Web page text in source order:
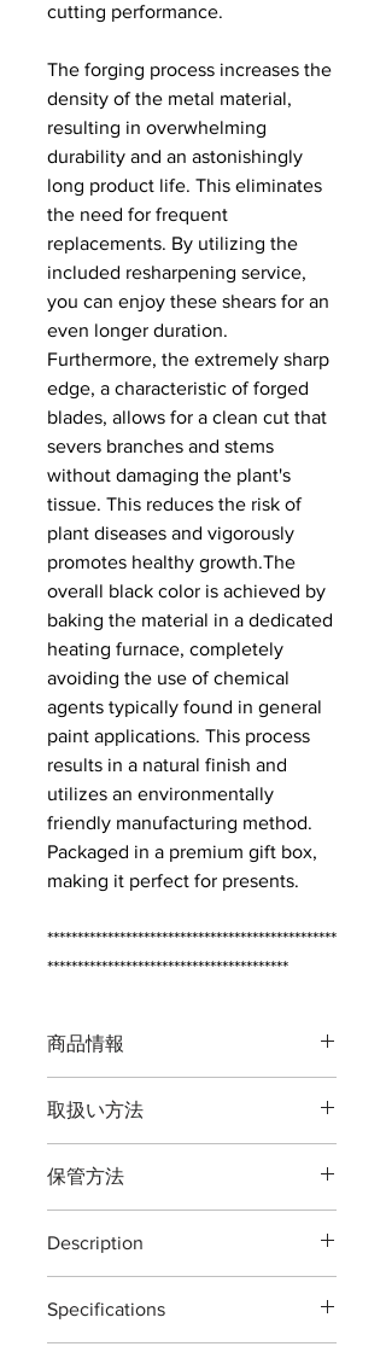
cutting performance.
The forging process increases the
density of the metal material,
resulting in overwhelming
durability and an astonishingly
long product life. This eliminates
the need for frequent
replacements. By utilizing the
included resharpening service,
you can enjoy these shears for an
even longer duration.
Furthermore, the extremely sharp
edge, a characteristic of forged
blades, allows for a clean cut that
severs branches and stems
without damaging the plant's
tissue. This reduces the risk of
plant diseases and vigorously
promotes healthy growth.The
overall black color is achieved by
baking the material in a dedicated
heating furnace, completely
avoiding the use of chemical
agents typically found in general
paint applications. This process
results in a natural finish and
utilizes an environmentally
friendly manufacturing method.
Packaged in a premium gift box,
making it perfect for presents.
************************************************
****************************************
商品情報
全長：約２２５ミリ
重量：約３１０グラム
刃渡：約７５ミリ
鋼材：高炭素刃物鋼 -鍛造-
JIS [ Japanese Industrial
Standards ]
付属：刃研保証書（１回無料券）
取扱い方法
ミリまでです。
庭の枝切り剪定用の道具です。
植物以外の切断、無理な使い方をする
と破損する場合がございますご注意く
ださい。
※灌木・造花・針金・竹は切断できま
保管方法
た汚れをよくふき取り道具箱や室内で
の保管をおすすめいたします。汚れを
ふき取る際に刃物用油（ミシン油でも
よい）で拭き取り本体を保護する事で
錆びが発生しにくくなります。
Description
The T-34 secateurs are designed for
general garden use. ideal for pruning
Specifications